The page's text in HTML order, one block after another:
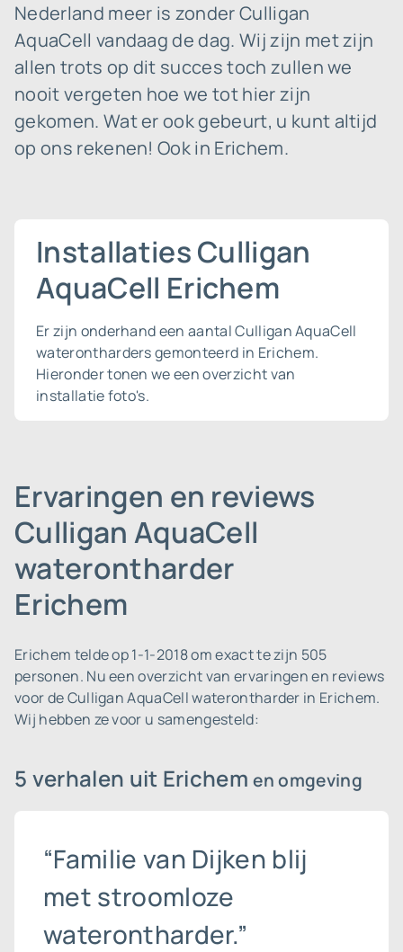
Nederland meer is zonder Culligan
AquaCell vandaag de dag. Wij zijn met zijn
allen trots op dit succes toch zullen we
nooit vergeten hoe we tot hier zijn
gekomen. Wat er ook gebeurt, u kunt altijd
op ons rekenen! Ook in Erichem.
Installaties Culligan
AquaCell Erichem
Er zijn onderhand een aantal Culligan AquaCell
waterontharders gemonteerd in Erichem.
Hieronder tonen we een overzicht van
installatie foto's.
Ervaringen en reviews
Culligan AquaCell
waterontharder
Erichem
Erichem telde op 1-1-2018 om exact te zijn 505
personen. Nu een overzicht van ervaringen en reviews
voor de Culligan AquaCell waterontharder in Erichem.
Wij hebben ze voor u samengesteld:
5 verhalen uit Erichemen omgeving
“Familie van Dijken blij
met stroomloze
waterontharder.”